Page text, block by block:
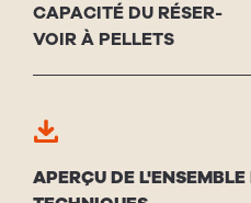
CAPAC­ITÉ DU RÉSER­
VOIR À PEL­LETS
APERÇU DE